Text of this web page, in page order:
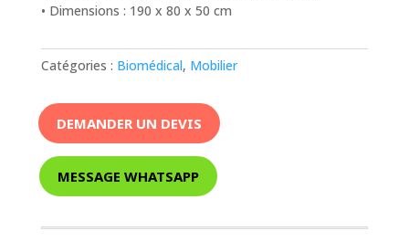
• Dimensions : 190 x 80 x 50 cm
Catégories : Biomédical, Mobilier
DEMANDER UN DEVIS
MESSAGE WHATSAPP